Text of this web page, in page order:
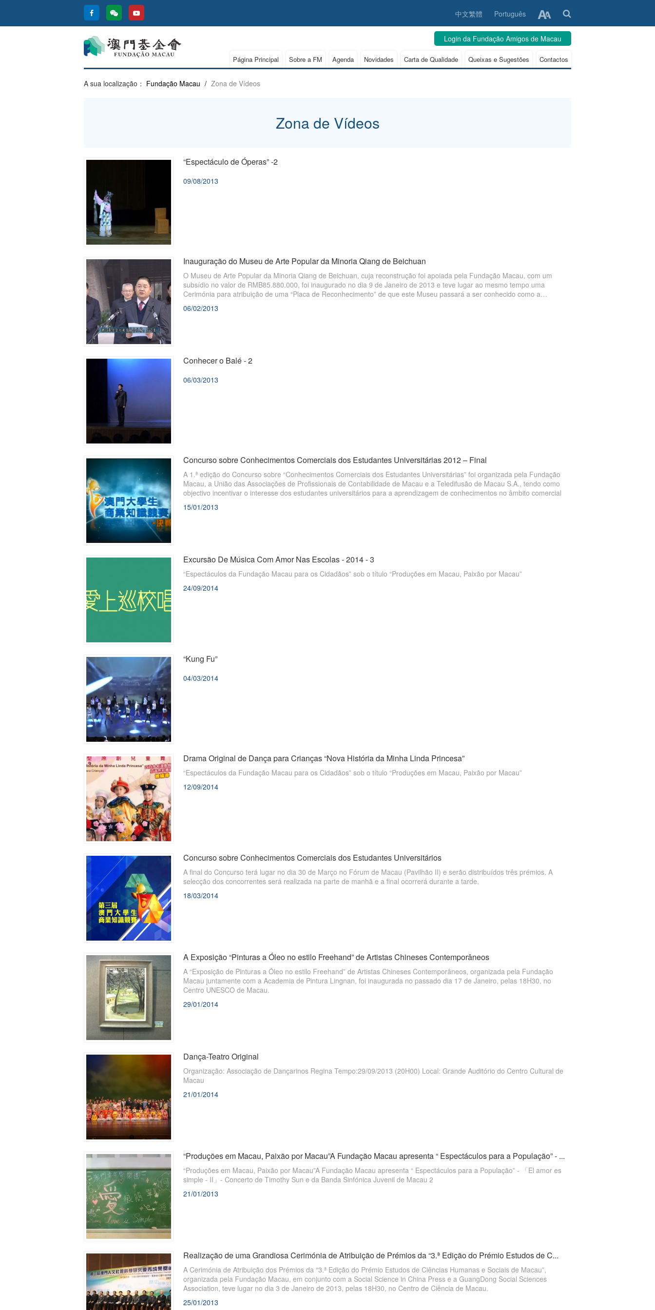
中文繁體 Português
Login da Fundação Amigos de Macau
Página Principal Sobre a FM Agenda Novidades Carta de Qualidade Queixas e Sugestões Contactos
A sua localização： Fundação Macau / Zona de Vídeos
Zona de Vídeos
“Espectáculo de Óperas” -2
09/08/2013
Inauguração do Museu de Arte Popular da Minoria Qiang de Beichuan
O Museu de Arte Popular da Minoria Qiang de Beichuan, cuja reconstrução foi apoiada pela Fundação Macau, com um
subsídio no valor de RMB85.880.000, foi inaugurado no dia 9 de Janeiro de 2013 e teve lugar ao mesmo tempo uma
Cerimónia para atribuição de uma “Placa de Reconhecimento” de que este Museu passará a ser conhecido como a
Delegação do Museu Nacional Chinesa de Etnologia em Beichuan.
06/02/2013
Conhecer o Balé - 2
06/03/2013
Concurso sobre Conhecimentos Comerciais dos Estudantes Universitárias 2012 – Final
A 1.ª edição do Concurso sobre “Conhecimentos Comerciais dos Estudantes Universitárias” foi organizada pela Fundação
Macau, a União das Associações de Profissionais de Contabilidade de Macau e a Teledifusão de Macau S.A., tendo como
objectivo incentivar o interesse dos estudantes universitários para a aprendizagem de conhecimentos no âmbito comercial
15/01/2013
Excursão De Música Com Amor Nas Escolas - 2014 - 3
​“Espectáculos da Fundação Macau para os Cidadãos” sob o título “Produções em Macau, Paixão por Macau”
24/09/2014
“Kung Fu”
04/03/2014
Drama Original de Dança para Crianças “Nova História da Minha Linda Princesa”
​“Espectáculos da Fundação Macau para os Cidadãos” sob o título “Produções em Macau, Paixão por Macau”
12/09/2014
Concurso sobre Conhecimentos Comerciais dos Estudantes Universitários
​A final do Concurso terá lugar no dia 30 de Março no Fórum de Macau (Pavilhão II) e serão distribuídos três prémios. A
selecção dos concorrentes será realizada na parte de manhã e a final ocorrerá durante a tarde.
18/03/2014
A Exposição “Pinturas a Óleo no estilo Freehand” de Artistas Chineses Contemporâneos
​A “Exposição de Pinturas a Óleo no estilo Freehand” de Artistas Chineses Contemporâneos, organizada pela Fundação
Macau juntamente com a Academia de Pintura Lingnan, foi inaugurada no passado dia 17 de Janeiro, pelas 18H30, no
Centro UNESCO de Macau.
29/01/2014
Dança-Teatro Original
​Organização: Associação de Dançarinos Regina Tempo:29/09/2013 (20H00) Local: Grande Auditório do Centro Cultural de
Macau
21/01/2014
“Produções em Macau, Paixão por Macau”A Fundação Macau apresenta “ Espectáculos para a População” - ...
“Produções em Macau, Paixão por Macau”A Fundação Macau apresenta “ Espectáculos para a População” - 「El amor es
simple - II」- Concerto de Timothy Sun e da Banda Sinfónica Juvenil de Macau 2
21/01/2013
Realização de uma Grandiosa Cerimónia de Atribuição de Prémios da “3.ª Edição do Prémio Estudos de C...
A Cerimónia de Atribuição dos Prémios da “3.ª Edição do Prémio Estudos de Ciências Humanas e Sociais de Macau”,
organizada pela Fundação Macau, em conjunto com a Social Science in China Press e a GuangDong Social Sciences
Association, teve lugar no dia 3 de Janeiro de 2013, pelas 18H30, no Centro de Ciência de Macau.
25/01/2013